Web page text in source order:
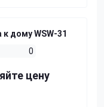
к дому WSW-31
0
цену